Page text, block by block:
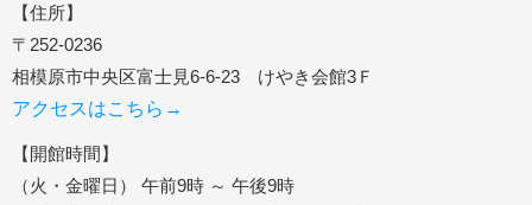
【住所】
〒252-0236
相模原市中央区富士見6-6-23 けやき会館3Ｆ
アクセスはこちら→
【開館時間】
（火・金曜日） 午前9時 ～ 午後9時